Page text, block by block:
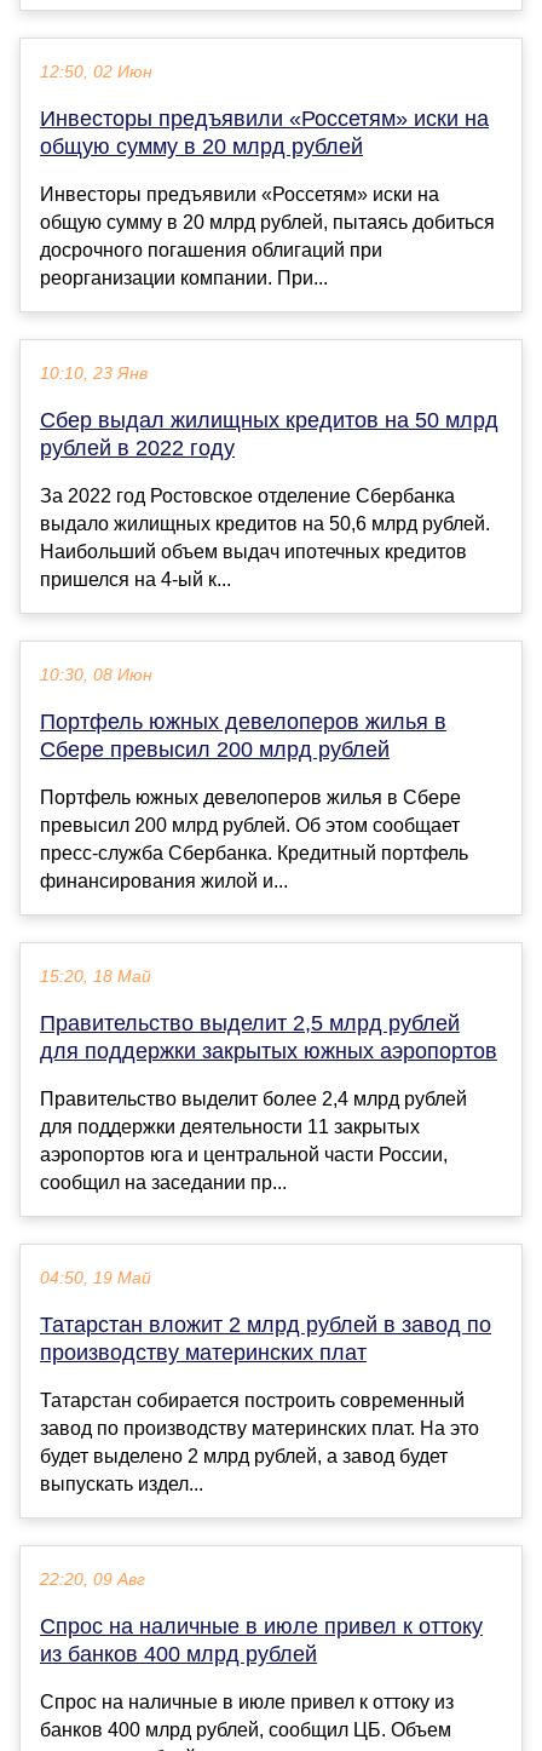
12:50, 02 Июн
Инвесторы предъявили «Россетям» иски на
общую сумму в 20 млрд рублей
Инвесторы предъявили «Россетям» иски на
общую сумму в 20 млрд рублей, пытаясь добиться
досрочного погашения облигаций при
реорганизации компании. При...
10:10, 23 Янв
Сбер выдал жилищных кредитов на 50 млрд
рублей в 2022 году
За 2022 год Ростовское отделение Сбербанка
выдало жилищных кредитов на 50,6 млрд рублей.
Наибольший объем выдач ипотечных кредитов
пришелся на 4-ый к...
10:30, 08 Июн
Портфель южных девелоперов жилья в
Сбере превысил 200 млрд рублей
Портфель южных девелоперов жилья в Сбере
превысил 200 млрд рублей. Об этом сообщает
пресс-служба Сбербанка. Кредитный портфель
финансирования жилой и...
15:20, 18 Май
Правительство выделит 2,5 млрд рублей
для поддержки закрытых южных аэропортов
Правительство выделит более 2,4 млрд рублей
для поддержки деятельности 11 закрытых
аэропортов юга и центральной части России,
сообщил на заседании пр...
04:50, 19 Май
Татарстан вложит 2 млрд рублей в завод по
производству материнских плат
Татарстан собирается построить современный
завод по производству материнских плат. На это
будет выделено 2 млрд рублей, а завод будет
выпускать издел...
22:20, 09 Авг
Спрос на наличные в июле привел к оттоку
из банков 400 млрд рублей
Спрос на наличные в июле привел к оттоку из
банков 400 млрд рублей, сообщил ЦБ. Объем